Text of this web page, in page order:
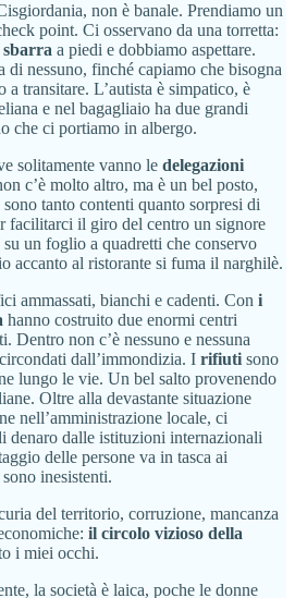
non è banale. Prendiamo un
point. Ci osservano da una torretta:
a piedi e dobbiamo aspettare.
di nessuno, finché capiamo che bisogna
a transitare. L’autista è simpatico, è
e nel bagagliaio ha due grandi
che ci portiamo in albergo.
solitamente vanno le delegazioni
c’è molto altro, ma è un bel posto,
tanto contenti quanto sorpresi di
facilitarci il giro del centro un signore
un foglio a quadretti che conservo
accanto al ristorante si fuma il narghilè.
ammassati, bianchi e cadenti. Con i
hanno costruito due enormi centri
Dentro non c’è nessuno e nessuna
dall’immondizia. I rifiuti sono
lungo le vie. Un bel salto provenendo
Oltre alla devastante situazione
nell’amministrazione locale, ci
denaro dalle istituzioni internazionali
delle persone va in tasca ai
inesistenti.
del territorio, corruzione, mancanza
il circolo vizioso della
i miei occhi.
la società è laica, poche le donne